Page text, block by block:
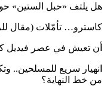
هل يلتف «حبل الستين»
كاسترو… تأمّلات (مقال
أن تعيش في عصر فيديل
انهيار سريع للمسلحين..
من خط النهاية؟